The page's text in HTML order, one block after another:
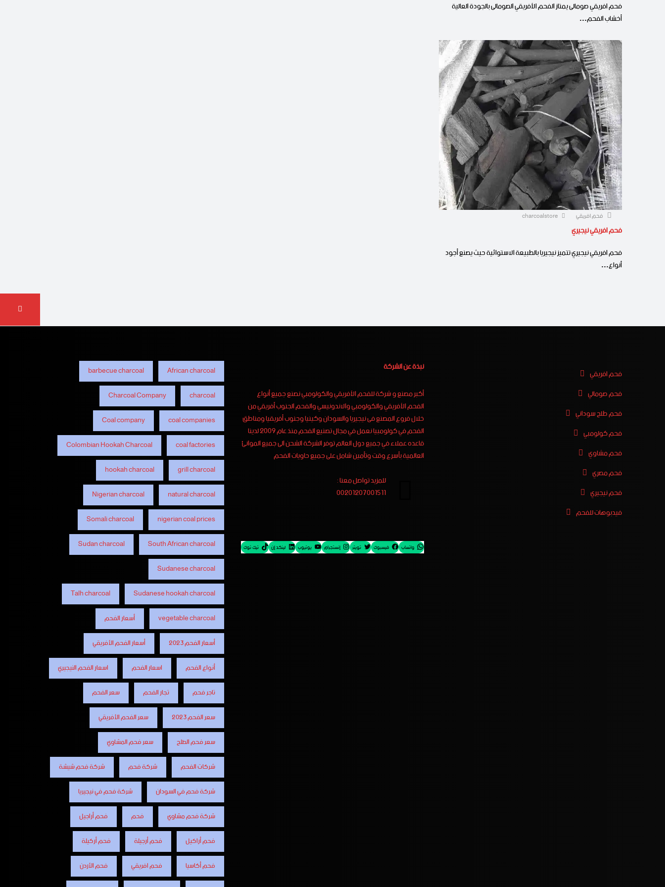
فحم افريقي صومالى يمتاز الفحم الأفريقي الصومالى بالجودة العالية
أخشاب الفحم…
فحم افريقي
فحم افريقي نيجيري
فحم افريقي نيجيري تتميز نيجيريا بالطبيعة الاستوائية حيث يصنع أجود
أنواع…
فحم افريقي
فحم صومالي
فحم طلح سوداني
فحم كولومبي
فحم مشاوي
فحم مصري
فحم نيجيري
فيدبوهات للفحم
نبذة عن الشركة
أكبر مصنع و شركة للفحم الأفريقي والكولومبي نصنع جميع أنواع
الفحم الأفريقي والكولومبي والاندونيسي والفحم الجنوب أفريقي من
خلال فروع المصنع فى نيجيريا والسودان وكينيا وجنوب أفريقيا ومناطق
الفحم في كولومبيا نعمل في مجال تصنيع الفحم منذ عام 2009 لدينا
قاعده عملاء في جميع دول العالم توفر الشركة الشحن الى جميع الموانئ
العالمية بأسرع وقت وتأمين شامل على جميع حاويات الفحم
للمزيد تواصل معنا :
00201207001511
واتساب فيسبوك تويتر إنستجرام يوتيوب لينكد إن تيك توك
African charcoal
barbecue charcoal
charcoal
Charcoal Company
coal companies
Coal company
coal factories
Colombian Hookah Charcoal
grill charcoal
hookah charcoal
natural charcoal
Nigerian charcoal
nigerian coal prices
Somali charcoal
South African charcoal
Sudan charcoal
Sudanese charcoal
Sudanese hookah charcoal
Talh charcoal
vegetable charcoal
أسعار الفحم
أسعار الفحم 2023
أسعار الفحم الأفريقي
أنواع الفحم
اسعار الفحم
اسعار الفحم النيجيري
تاجر فحم
تجار الفحم
سعر الفحم
سعر الفحم 2023
سعر الفحم الأفريقي
سعر فحم الطلح
سعر فحم المشاوي
شركات الفحم
شركة فحم
شركة فحم شيشة
شركة فحم في السودان
شركة فحم في نيجيريا
شركة فحم مشاوي
فحم
فحم أراجيل
فحم أراكيل
فحم أرجيلة
فحم أركيلة
فحم أكاسيا
فحم افريقي
فحم الأردن